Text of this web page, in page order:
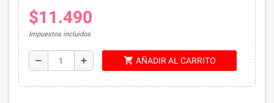
$11.490
Impuestos incluidos
remove add shopping_cart AÑADIR AL CARRITO